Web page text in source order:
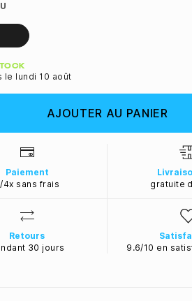
le lundi 10 août
AJOUTER AU PANIER
Paiement
4x sans frais
gratuite
Retours
30 jours
9.6/10 en